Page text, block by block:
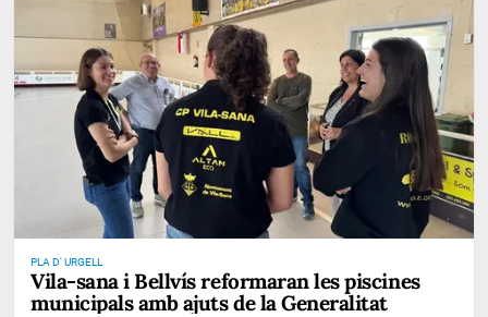
PLA D' URGELL
Vila-sana i Bellvís reformaran les piscines
municipals amb ajuts de la Generalitat